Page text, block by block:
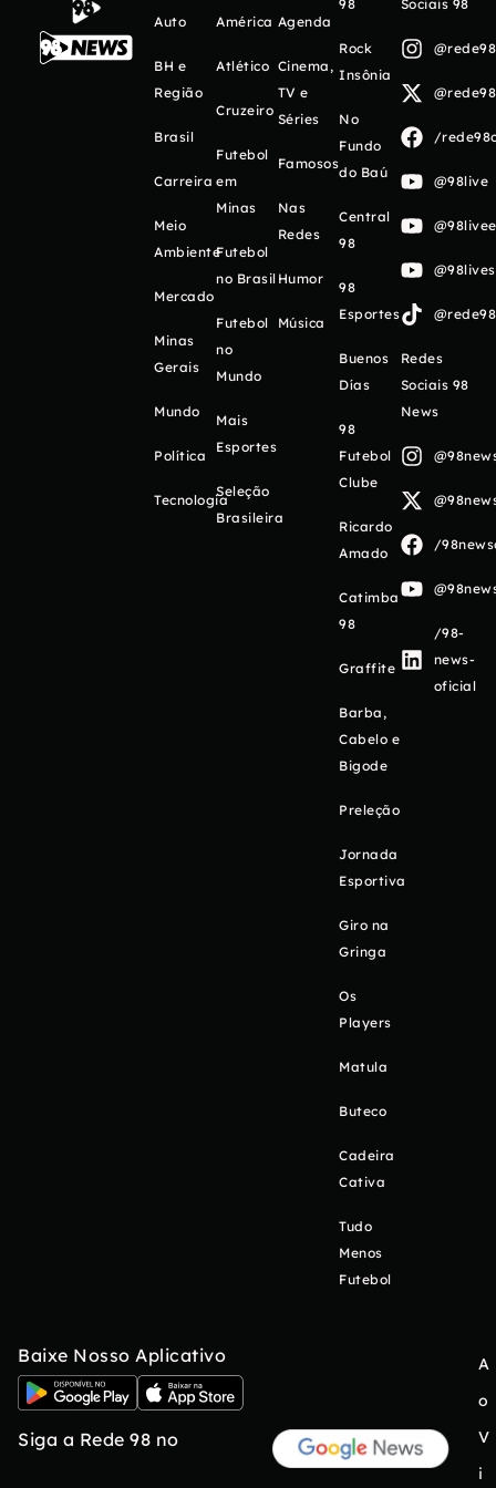
Auto
BH e
Região
Brasil
Carreira
Meio
Ambiente
Mercado
Minas
Gerais
Mundo
Política
Tecnologia
América
Atlético
Cruzeiro
Futebol
em
Minas
Futebol
no Brasil
Futebol
no
Mundo
Mais
Esportes
Seleção
Brasileira
Agenda
Cinema,
TV e
Séries
Famosos
Nas
Redes
Humor
Música
98
Rock
Insônia
No
Fundo
do Baú
Central
98
98
Esportes
Buenos
Días
98
Futebol
Clube
Ricardo
Amado
Catimba
98
Graffite
Barba,
Cabelo e
Bigode
Preleção
Jornada
Esportiva
Giro na
Gringa
Os
Players
Matula
Buteco
Cadeira
Cativa
Tudo
Menos
Futebol
Sociais 98
/
@98live
Redes
Sociais 98
News
/
/98-
news-
oficial
Baixe Nosso Aplicativo
Siga a Rede 98 no
A
o
V
i